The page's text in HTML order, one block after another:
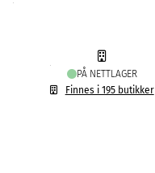
PÅ NETTLAGER
Finnes i 195 butikker